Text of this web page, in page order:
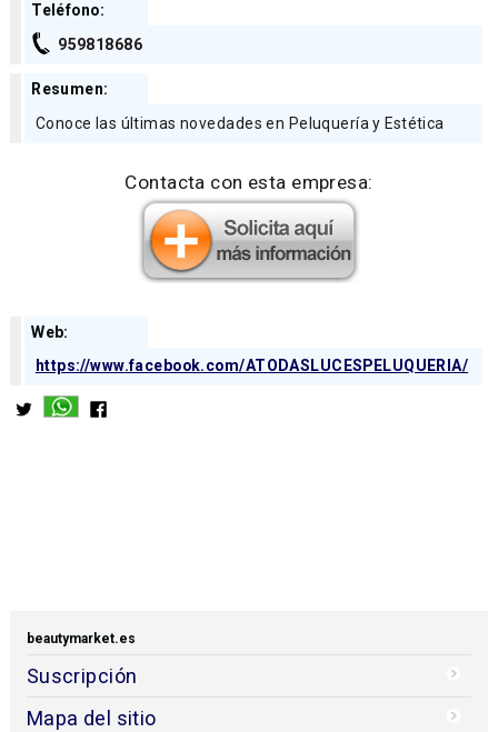
Teléfono:
959818686
Resumen:
Conoce las últimas novedades en Peluquería y Estética
Contacta con esta empresa:
Web:
https://www.facebook.com/ATODASLUCESPELUQUERIA/
beautymarket.es
Suscripción
Mapa del sitio